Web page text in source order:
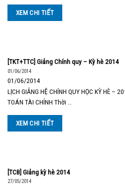
XEM CHI TIẾT
[TKT+TTC] Giảng Chính quy – Kỳ hè 2014
01/06/2014
01/06/2014
LỊCH GIẢNG HỆ CHÍNH QUY HỌC KỲ HÈ –
TOÁN TÀI CHÍNH Thời …
XEM CHI TIẾT
[TCB] Giảng kỳ hè 2014
27/05/2014